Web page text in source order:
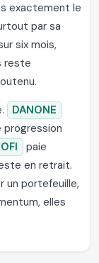
exactement le
par sa
six mois,
reste
DANONE
paie
en retrait.
un portefeuille,
elles